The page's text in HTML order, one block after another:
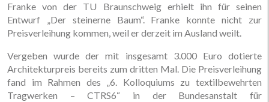
Franke von der TU Braunschweig erhielt ihn für seinen
Entwurf „Der steinerne Baum“. Franke konnte nicht zur
Preisverleihung kommen, weil er derzeit im Ausland weilt.
Vergeben wurde der mit insgesamt 3.000 Euro dotierte
Architekturpreis bereits zum dritten Mal. Die Preisverleihung
fand im Rahmen des „6. Kolloquiums zu textilbewehrten
Tragwerken – CTRS6“ in der Bundesanstalt für